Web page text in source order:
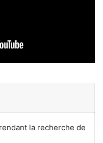
la recherche de